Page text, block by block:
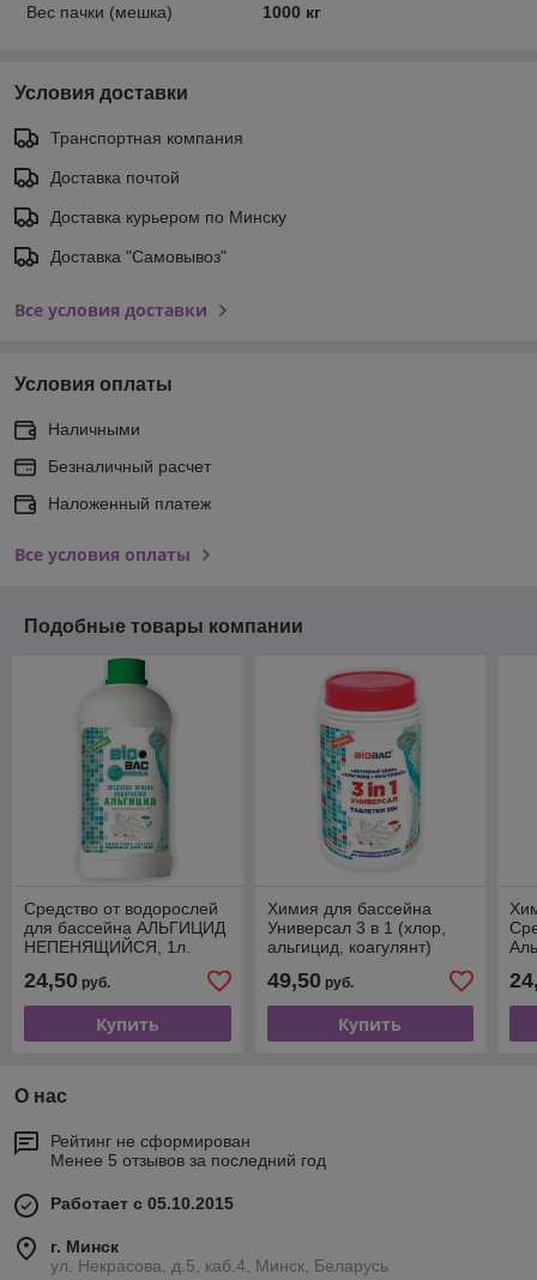
Вес пачки (мешка)
1000 кг
Условия доставки
Транспортная компания
Доставка почтой
Доставка курьером по Минску
Доставка "Самовывоз"
Все условия доставки
Условия оплаты
Наличными
Безналичный расчет
Наложенный платеж
Все условия оплаты
Подобные товары компании
Средство от водорослей
для бассейна АЛЬГИЦИД
НЕПЕНЯЩИЙСЯ, 1л.
24,50 руб.
Купить
Химия для бассейна
Универсал 3 в 1 (хлор,
альгицид, коагулянт)
ТАБЛ. 20 ГР, 1КГ. BIOBAC
49,50руб.
Купить
О нас
Рейтинг не сформирован
Менее 5 отзывов за последний год
Работает с 05.10.2015
г. Минск
ул. Некрасова, д.5, каб.4, Минск, Беларусь